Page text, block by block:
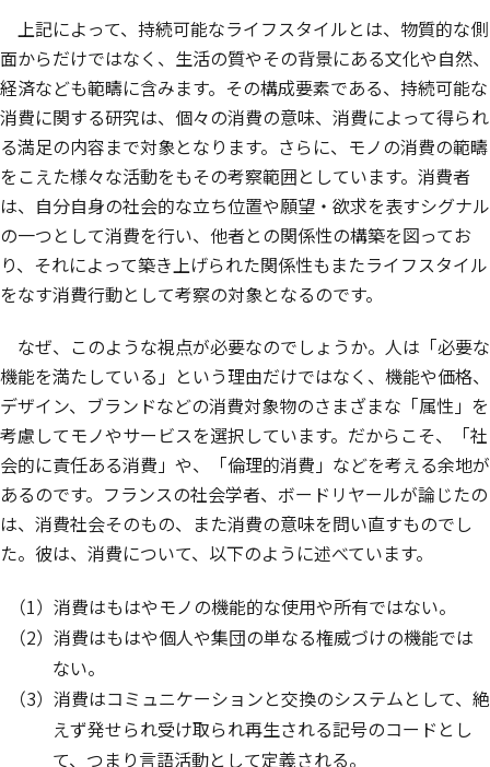
上記によって、持続可能なライフスタイルとは、物質的な側
面からだけではなく、生活の質やその背景にある文化や自然、
経済なども範疇に含みます。その構成要素である、持続可能な
消費に関する研究は、個々の消費の意味、消費によって得られ
る満足の内容まで対象となります。さらに、モノの消費の範疇
をこえた様々な活動をもその考察範囲としています。消費者
は、自分自身の社会的な立ち位置や願望・欲求を表すシグナル
の一つとして消費を行い、他者との関係性の構築を図ってお
り、それによって築き上げられた関係性もまたライフスタイル
をなす消費行動として考察の対象となるのです。
なぜ、このような視点が必要なのでしょうか。人は「必要な
機能を満たしている」という理由だけではなく、機能や価格、
デザイン、ブランドなどの消費対象物のさまざまな「属性」を
考慮してモノやサービスを選択しています。だからこそ、「社
会的に責任ある消費」や、「倫理的消費」などを考える余地が
あるのです。フランスの社会学者、ボードリヤールが論じたの
は、消費社会そのもの、また消費の意味を問い直すものでし
た。彼は、消費について、以下のように述べています。
（1）消費はもはやモノの機能的な使用や所有ではない。
（2）消費はもはや個人や集団の単なる権威づけの機能では
ない。
（3）消費はコミュニケーションと交換のシステムとして、絶
えず発せられ受け取られ再生される記号のコードとし
て、つまり言語活動として定義される。